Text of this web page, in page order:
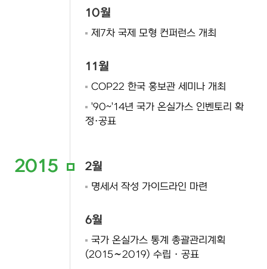
10월
제7차 국제 모형 컨퍼런스 개최
11월
COP22 한국 홍보관 세미나 개최
'90~'14년 국가 온실가스 인벤토리 확
정·공표
2015 2월
명세서 작성 가이드라인 마련
6월
국가 온실가스 통계 총괄관리계획
(2015∼2019) 수립 · 공표